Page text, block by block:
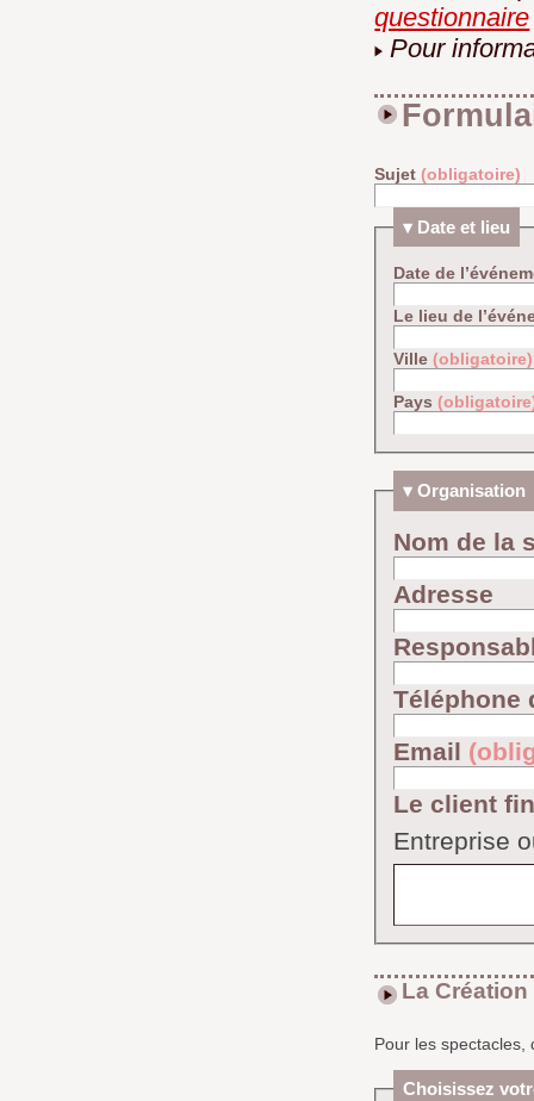
questionnaire
Pour
Sujet(obligatoire)
Date et lieu
Date de
Le lieu de
Ville(obligatoire)
Pays
Organisation
Nom de la
Adresse
Téléphone
Email
Le client
Entreprise
La Création
Pour les spectacles,
Choisissez